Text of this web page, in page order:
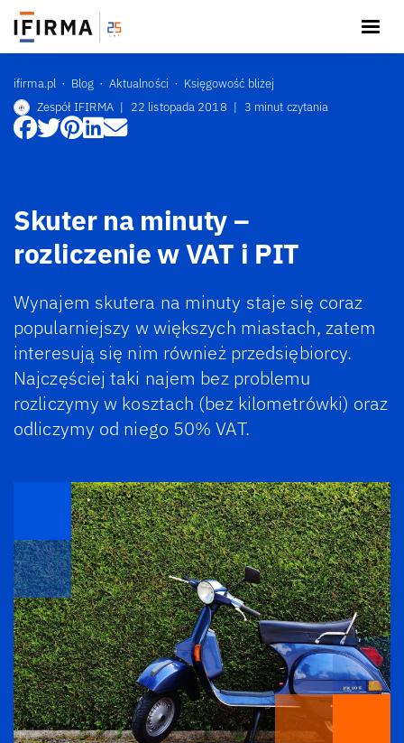
ifirma.pl Blog Aktualności
Księgowość bliżej
Zespół IFIRMA | 22 listopada 2018 | 3 minut czytania
Skuter na minuty –
rozliczenie w VAT i PIT
Wynajem skutera na minuty staje się coraz
popularniejszy w większych miastach, zatem
interesują się nim również przedsiębiorcy.
Najczęściej taki najem bez problemu
rozliczymy w kosztach (bez kilometrówki) oraz
odliczymy od niego 50% VAT.